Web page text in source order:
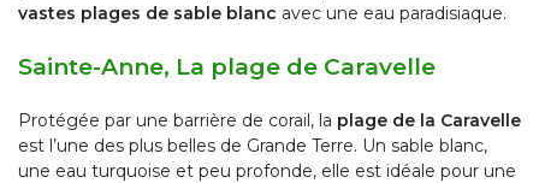
vastes plages de sable blanc avec une eau paradisiaque.
Sainte-Anne, La plage de Caravelle
Protégée par une barrière de corail, la plage de la Caravelle
est l’une des plus belles de Grande Terre. Un sable blanc,
une eau turquoise et peu profonde, elle est idéale pour une